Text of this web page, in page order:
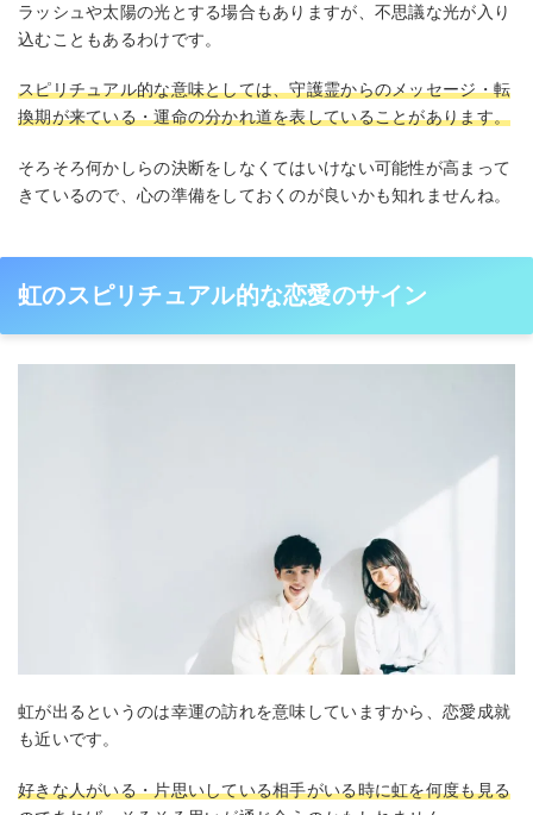
ラッシュや太陽の光とする場合もありますが、不思議な光が入り
込むこともあるわけです。
スピリチュアル的な意味としては、守護霊からのメッセージ・転
換期が来ている・運命の分かれ道を表していることがあります。
そろそろ何かしらの決断をしなくてはいけない可能性が高まって
きているので、心の準備をしておくのが良いかも知れませんね。
虹のスピリチュアル的な恋愛のサイン
虹が出るというのは幸運の訪れを意味していますから、恋愛成就
も近いです。
好きな人がいる・片思いしている相手がいる時に虹を何度も見る